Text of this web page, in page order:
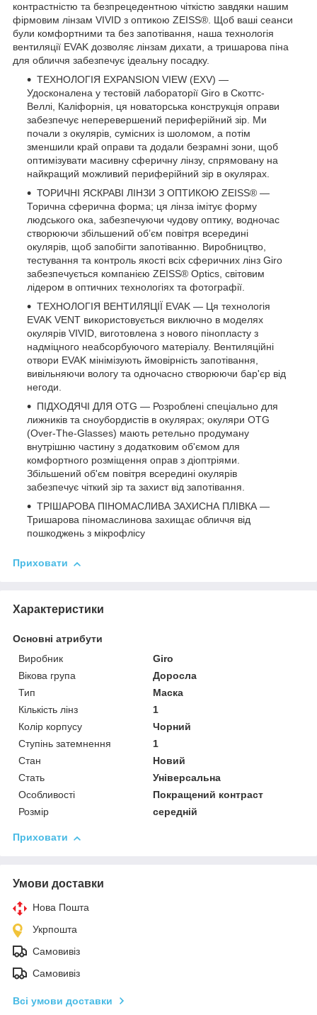
контрастністю та безпрецедентною чіткістю завдяки нашим
фірмовим лінзам VIVID з оптикою ZEISS®. Щоб ваші сеанси
були комфортними та без запотівання, наша технологія
вентиляції EVAK дозволяє лінзам дихати, а тришарова піна
для обличчя забезпечує ідеальну посадку.
ТЕХНОЛОГІЯ EXPANSION VIEW (EXV) —
Удосконалена у тестовій лабораторії Giro в Скоттс-
Веллі, Каліфорнія, ця новаторська конструкція оправи
забезпечує неперевершений периферійний зір. Ми
почали з окулярів, сумісних із шоломом, а потім
зменшили край оправи та додали безрамні зони, щоб
оптимізувати масивну сферичну лінзу, спрямовану на
найкращий можливий периферійний зір в окулярах.
ТОРИЧНІ ЯСКРАВІ ЛІНЗИ З ОПТИКОЮ ZEISS® —
Торична сферична форма; ця лінза імітує форму
людського ока, забезпечуючи чудову оптику, водночас
створюючи збільшений об’єм повітря всередині
окулярів, щоб запобігти запотіванню. Виробництво,
тестування та контроль якості всіх сферичних лінз Giro
забезпечується компанією ZEISS® Optics, світовим
лідером в оптичних технологіях та фотографії.
ТЕХНОЛОГІЯ ВЕНТИЛЯЦІЇ EVAK — Ця технологія
EVAK VENT використовується виключно в моделях
окулярів VIVID, виготовлена ​​з нового пінопласту з
надміцного неабсорбуючого матеріалу. Вентиляційні
отвори EVAK мінімізують ймовірність запотівання,
вивільняючи вологу та одночасно створюючи бар'єр від
негоди.
ПІДХОДЯЧІ ДЛЯ OTG — Розроблені спеціально для
лижників та сноубордистів в окулярах; окуляри OTG
(Over-The-Glasses) мають ретельно продуману
внутрішню частину з додатковим об'ємом для
комфортного розміщення оправ з діоптріями.
Збільшений об'єм повітря всередині окулярів
забезпечує чіткий зір та захист від запотівання.
ТРІШАРОВА ПІНОМАСЛИВА ЗАХИСНА ПЛІВКА —
Тришарова піномаслинова захищає обличчя від
пошкоджень з мікрофлісу
Приховати
Характеристики
Основні атрибути
Виробник
Giro
Вікова група
Доросла
Тип
Маска
Кількість лінз
1
Колір корпусу
Чорний
Ступінь затемнення
1
Стан
Новий
Стать
Універсальна
Особливості
Покращений контраст
Розмір
середній
Приховати
Умови доставки
Нова Пошта
Укрпошта
Самовивіз
Самовивіз
Всі умови доставки